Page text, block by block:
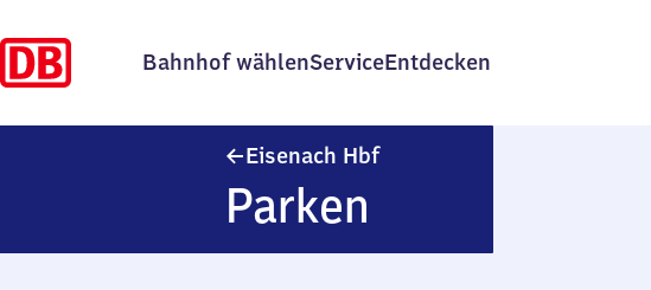
Bahnhof wählenServiceEntdecken
Eisenach HbfEisenach Hauptbahnhof
Parken